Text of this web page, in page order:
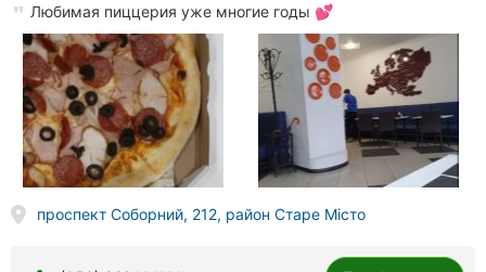
Любимая пиццерия уже многие годы 💕
проспект Соборний, 212, район Старе Місто